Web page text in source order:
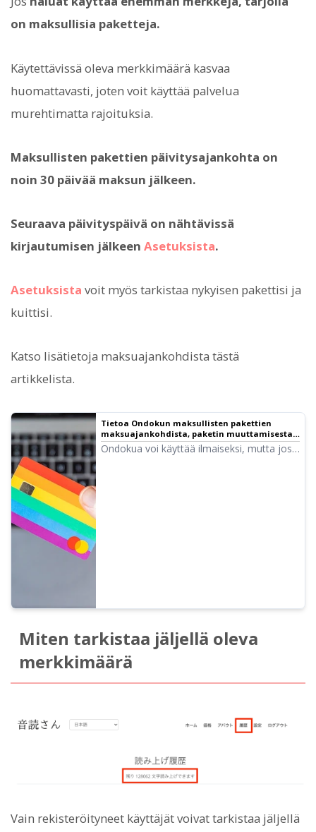
on maksullisia paketteja.
Käytettävissä oleva merkkimäärä kasvaa
huomattavasti, joten voit käyttää palvelua
murehtimatta rajoituksia.
Maksullisten pakettien päivitysajankohta on
noin 30 päivää maksun jälkeen.
Seuraava päivityspäivä on nähtävissä
kirjautumisen jälkeen Asetuksista.
Asetuksista voit myös tarkistaa nykyisen pakettisi ja
kuittisi.
Katso lisätietoja maksuajankohdista tästä
artikkelista.
Tietoa Ondokun maksullisten pakettien
maksuajankohdista, paketin muuttamisesta
ja huomioitavista asioista | Tekstistä
puheeksi -ohjelmisto Ondoku
Ondokua voi käyttää ilmaiseksi, mutta jos
Miten tarkistaa jäljellä oleva
merkkimäärä
Vain rekisteröityneet käyttäjät voivat tarkistaa jäljellä